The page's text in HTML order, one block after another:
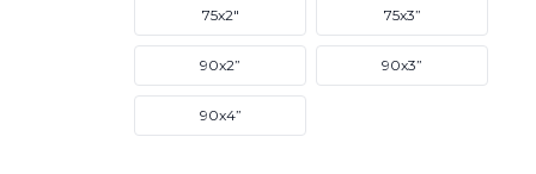
75x2" 75x3”
90x2” 90x3”
90x4”